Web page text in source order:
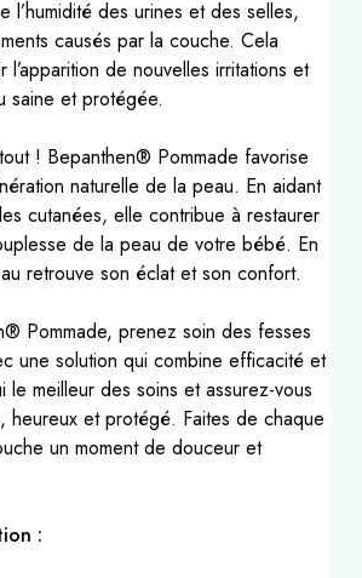
l’humidité des urines et des selles,
causés par la couche. Cela
de nouvelles irritations et
saine et protégée.
! Bepanthen® Pommade favorise
naturelle de la peau. En aidant
cutanées, elle contribue à restaurer
de la peau de votre bébé. En
retrouve son éclat et son confort.
Pommade, prenez soin des fesses
une solution qui combine efficacité et
meilleur des soins et assurez-vous
heureux et protégé. Faites de chaque
un moment de douceur et
: